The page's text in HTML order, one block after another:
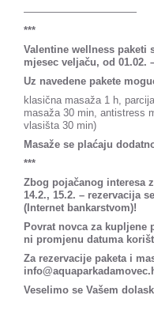
———————————
***
Valentine wellness paketi
mjesec veljaču, od 01.02.
Uz navedene pakete
klasična masaža 1 h,
masaža 30 min, antistress
vlasišta 30 min)
Masaže se plaćaju
***
Zbog pojačanog interesa
14.2., 15.2. – rezervacija
(Internet bankarstvom)!
Povrat novca za kupljene
ni promjenu datuma
Za rezervacije paketa i
Veselimo se Vašem